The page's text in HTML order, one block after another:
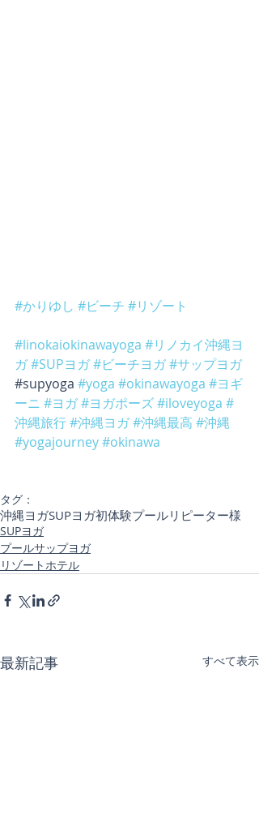
#かりゆし #ビーチ #リゾート
#linokaiokinawayoga #リノカイ沖縄ヨ
ガ#SUPヨガ#ビーチヨガ#サップヨガ
#supyoga #yoga #okinawayoga #ヨギ
ーニ #ヨガ#ヨガポーズ#iloveyoga #
沖縄旅行#沖縄ヨガ#沖縄最高 #沖縄
#yogajourney#okinawa
タグ：
沖縄ヨガSUPヨガ初体験プールリピーター様
SUPヨガ
プールサップヨガ
リゾートホテル
最新記事 すべて表示